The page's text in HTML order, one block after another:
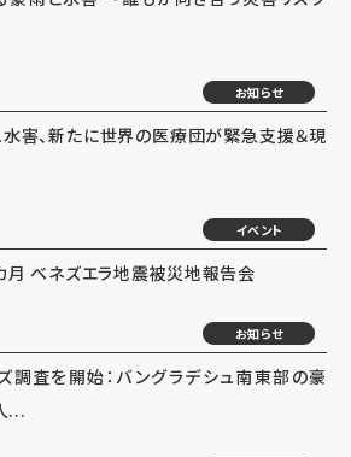
お知らせ
水害、新たに世界の医療団が緊急支援＆現
イベント
ベネズエラ地震被災地報告会
お知らせ
調査を開始：バングラデシュ南東部の豪
...